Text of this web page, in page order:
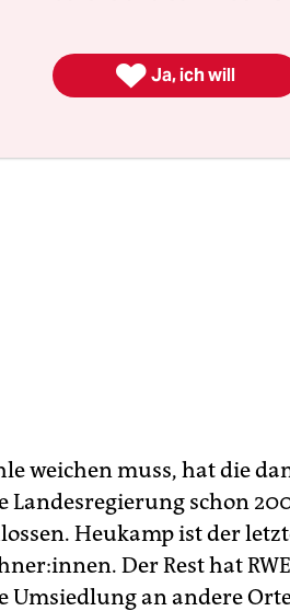
weichen muss, hat die
schon
Heukamp ist der
Der Rest hat
Umsiedlung an andere
 Ja, ich will